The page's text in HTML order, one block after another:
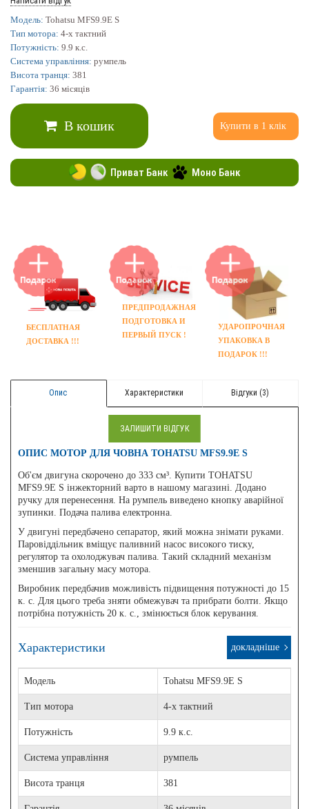
Модель: Tohatsu MFS9.9E S
Тип мотора: 4-х тактний
Потужність: 9.9 к.с.
Система управління: румпель
Висота транця: 381
Гарантія: 36 місяців
В кошик Купити в 1 клік
Приват Банк Моно Банк
БЕСПЛАТНАЯ
ДОСТАВКА !!!
ПРЕДПРОДАЖНАЯ
ПОДГОТОВКА И
ПЕРВЫЙ ПУСК !
УДАРОПРОЧНАЯ
УПАКОВКА В
ПОДАРОК !!!
ЗАЛИШИТИ ВІДГУК
Опис Характеристики Відгуки (3)
ОПИС МОТОР ДЛЯ ЧОВНА TOHATSU MFS9.9E S
Об'єм двигуна скорочено до 333 см³. Купити TOHATSU
MFS9.9E S інжекторний варто в нашому магазині. Додано
ручку для перенесення. На румпель виведено кнопку аварійної
зупинки. Подача палива електронна.
У двигуні передбачено сепаратор, який можна знімати руками.
Паровіддільник вміщує паливний насос високого тиску,
регулятор та охолоджувач палива. Такий складний механізм
зменшив загальну масу мотора.
Виробник передбачив можливість підвищення потужності до 15
к. с. Для цього треба зняти обмежувач та прибрати болти. Якщо
потрібна потужність 20 к. с., змінюється блок керування.
Характеристики докладніше
Модель Tohatsu MFS9.9E S
Тип мотора 4-х тактний
Потужність 9.9 к.с.
Система управління румпель
Висота транця 381